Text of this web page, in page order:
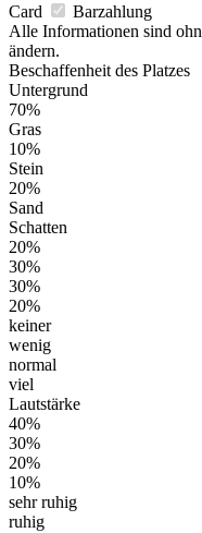
Card
Barzahlung
Alle Informationen sind
ändern.
Beschaffenheit des Platzes
Untergrund
70%
Gras
10%
Stein
20%
Sand
Schatten
20%
30%
30%
20%
keiner
wenig
normal
viel
Lautstärke
40%
30%
20%
10%
sehr ruhig
ruhig